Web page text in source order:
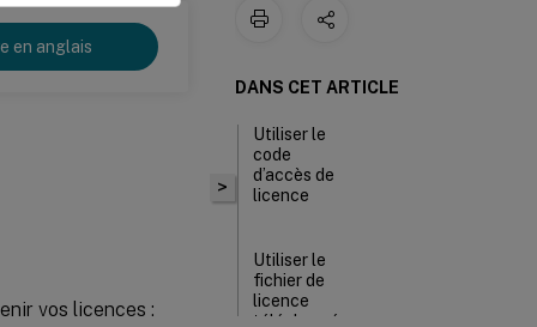
en anglais
vos licences :
>
DANS CET ARTICLE
Utiliser le
code
d’accès de
licence
Utiliser le
fichier de
licence
téléchargé